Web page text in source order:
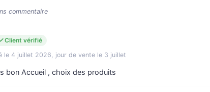
commentaire
Client vérifié
le 4 juillet 2026, jour de vente le 3 juillet
bon Accueil , choix des produits